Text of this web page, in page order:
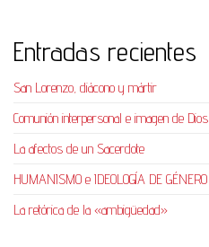
Entradas recientes
San Lorenzo, diácono y mártir
Comunión interpersonal e imagen de Dios
La afectos de un Sacerdote
HUMANISMO e IDEOLOGÍA DE GÉNERO
La retórica de la «ambigüedad»